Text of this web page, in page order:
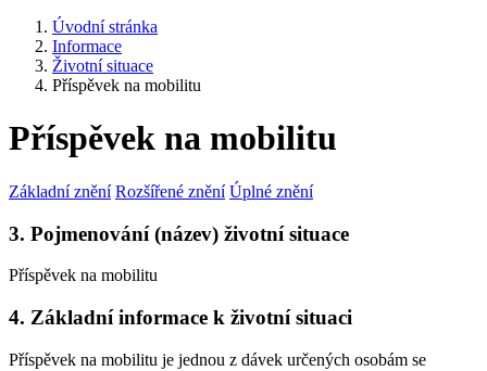
Úvodní stránka
Informace
Životní situace
Příspěvek na mobilitu
Příspěvek na mobilitu
Základní znění Rozšířené znění Úplné znění
3. Pojmenování (název) životní situace
Příspěvek na mobilitu
4. Základní informace k životní situaci
Příspěvek na mobilitu je jednou z dávek určených osobám se